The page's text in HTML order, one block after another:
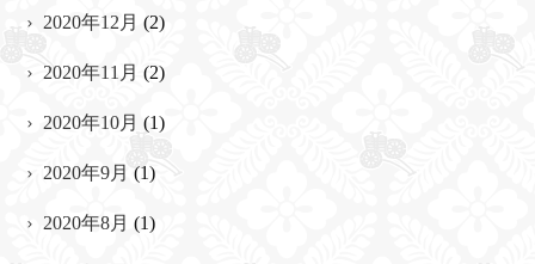
2020年12月 (2)
2020年11月 (2)
2020年10月 (1)
2020年9月 (1)
2020年8月 (1)